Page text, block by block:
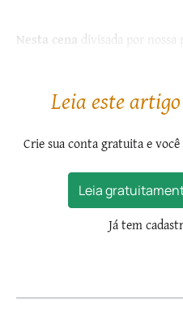
Nesta cena divisada por nossa
Leia este
Crie sua conta gratuita e
Leia
Já tem